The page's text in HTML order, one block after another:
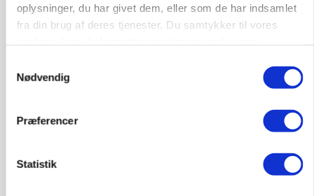
oplysninger, du har givet dem, eller som de har indsamlet
fra din brug af deres tjenester. Du samtykker til vores
Nødvendig
Præferencer
Statistik
BUSINESS
Ny HR-chef skal koble kultur og forretning i